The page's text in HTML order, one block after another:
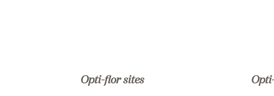
Opti-flor sites